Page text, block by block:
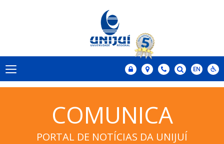
COMUNICA
PORTAL DE NOTÍCIAS DA UNIJUÍ